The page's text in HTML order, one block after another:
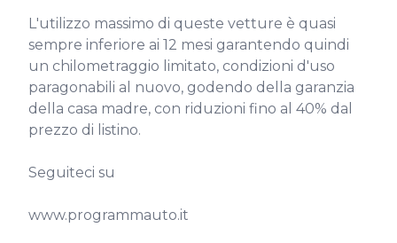
L'utilizzo massimo di queste vetture è quasi
sempre inferiore ai 12 mesi garantendo quindi
un chilometraggio limitato, condizioni d'uso
paragonabili al nuovo, godendo della garanzia
della casa madre, con riduzioni fino al 40% dal
prezzo di listino.
Seguiteci su
www.programmauto.it